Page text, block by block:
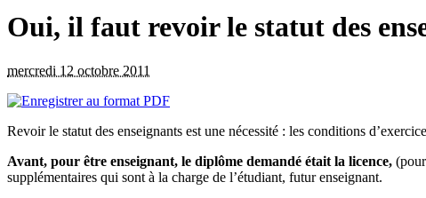
Oui, il faut revoir le statut des
mercredi 12 octobre 2011
Revoir le statut des enseignants est une nécessité : les conditions
Avant, pour être enseignant, le diplôme demandé était la licence,
supplémentaires qui sont à la charge de l’étudiant, futur enseignant.